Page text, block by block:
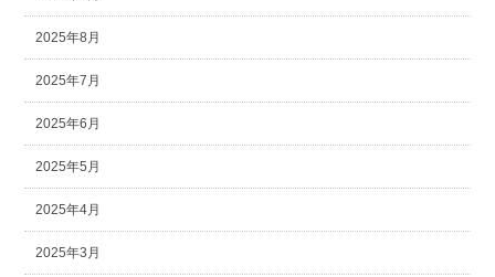
2025年8月
2025年7月
2025年6月
2025年5月
2025年4月
2025年3月